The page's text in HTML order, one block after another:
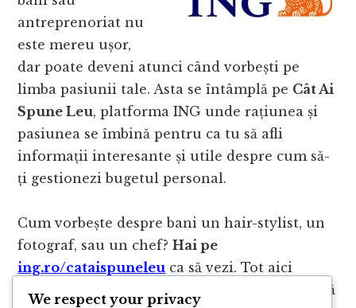
antreprenoriat nu
este mereu ușor,
dar poate deveni atunci când vorbești pe
limba pasiunii tale. Asta se întâmplă pe Cât Ai
Spune Leu, platforma ING unde rațiunea și
pasiunea se îmbină pentru ca tu să afli
informații interesante și utile despre cum să-
ți gestionezi bugetul personal.
Cum vorbește despre bani un hair-stylist, un
fotograf, sau un chef?Hai pe
ing.ro/cataispuneleu ca să vezi. Tot aici
găsești articole și instrumente practice care să
We respect your privacy